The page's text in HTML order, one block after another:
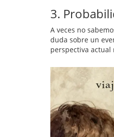
3.
A veces no
duda sobre un
perspectiva